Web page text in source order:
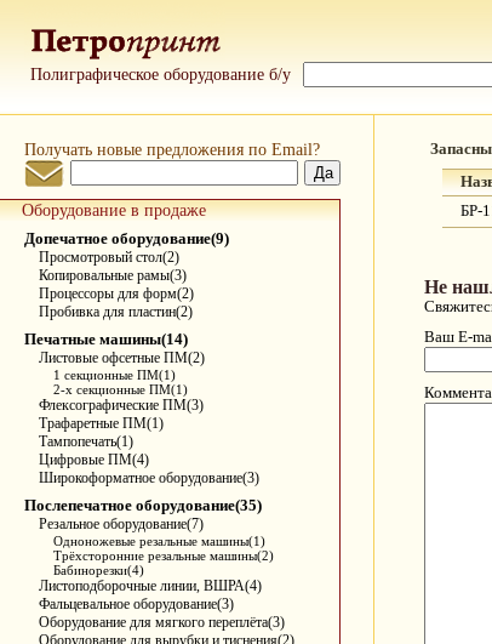
Полиграфическое оборудование б/у
Получать новые предложения по Email?
Оборудование в продаже
Допечатное оборудование(9)
Просмотровый стол(2)
Копировальные рамы(3)
Процессоры для форм(2)
Пробивка для пластин(2)
Печатные машины(14)
Листовые офсетные ПМ(2)
1 секционные ПМ(1)
2-х секционные ПМ(1)
Флексографические ПМ(3)
Трафаретные ПМ(1)
Тампопечать(1)
Цифровые ПМ(4)
Широкоформатное оборудование(3)
Послепечатное оборудование(35)
Резальное оборудование(7)
Одноножевые резальные машины(1)
Трёхсторонние резальные машины(2)
Бабинорезки(4)
Листоподборочные линии, ВШРА(4)
Фальцевальное оборудование(3)
Оборудование для мягкого переплёта(3)
Оборудование для вырубки и тиснения(2)
БР-
Не
Ваш E-